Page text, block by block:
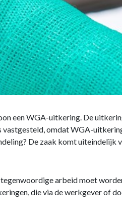
een WGA-uitkering. De
omdat WGA-
De zaak komt uiteindelijk
arbeid moet
die via de werkgever of